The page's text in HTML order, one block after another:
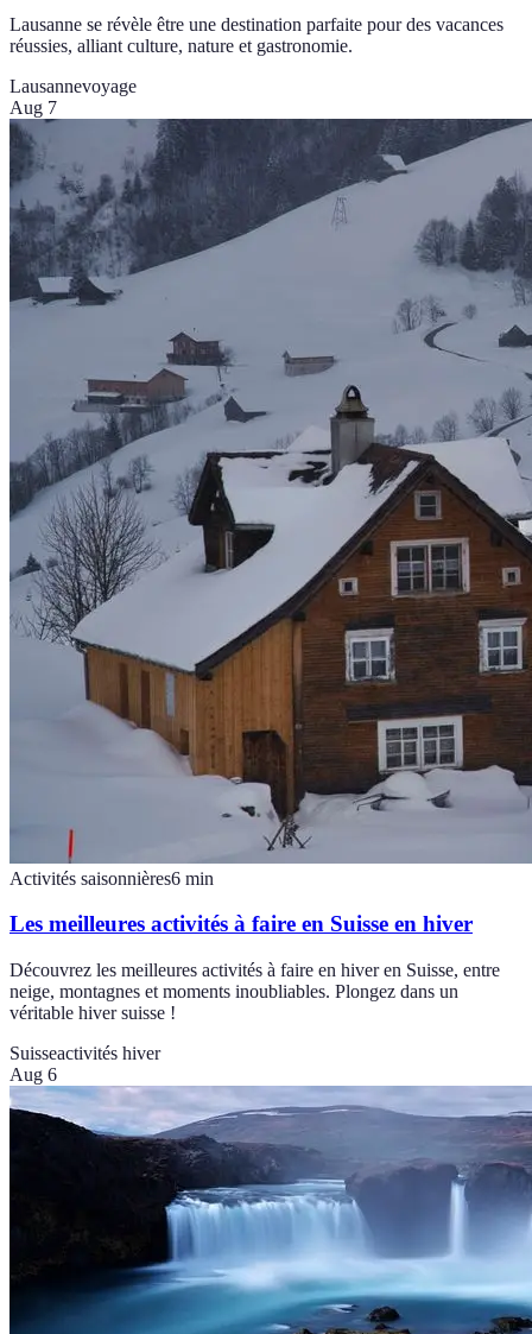
Lausanne se révèle être une destination parfaite pour des vacances
réussies, alliant culture, nature et gastronomie.
Lausannevoyage
Aug 7
Activités saisonnières6 min
Les meilleures activités à faire en Suisse en hiver
Découvrez les meilleures activités à faire en hiver en Suisse, entre
neige, montagnes et moments inoubliables. Plongez dans un
véritable hiver suisse !
Suisseactivités hiver
Aug 6